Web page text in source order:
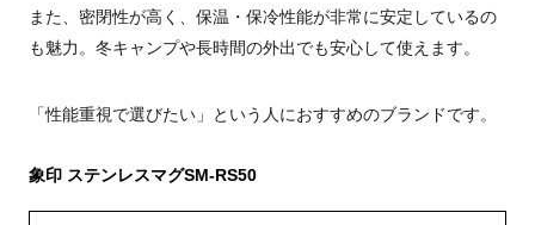
また、密閉性が高く、保温・保冷性能が非常に安定しているの
も魅力。冬キャンプや長時間の外出でも安心して使えます。
「性能重視で選びたい」という人におすすめのブランドです。
象印 ステンレスマグSM-RS50